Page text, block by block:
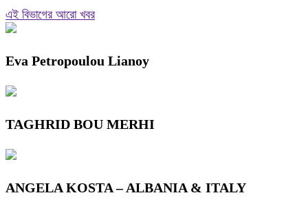
এই বিভাগের আরো খবর
Eva Petropoulou Lianoy
TAGHRID BOU MERHI
ANGELA KOSTA – ALBANIA & ITALY